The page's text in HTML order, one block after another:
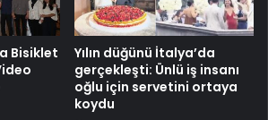
Bisiklet
Yılın düğünü İtalya’da
gerçekleşti: Ünlü iş insanı
oğlu için servetini ortaya
koydu